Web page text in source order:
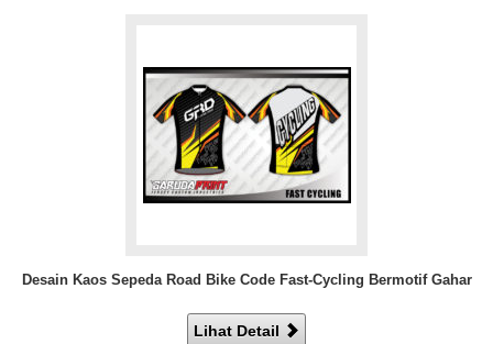
Desain Kaos Sepeda Road Bike Code Fast-Cycling Bermotif Gahar
Lihat Detail